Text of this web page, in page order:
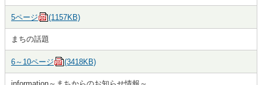
5ページ (1157KB)
まちの話題
6～10ページ (3418KB)